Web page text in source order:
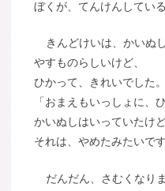
ぼくが、てんけんしてい
きんどけいは、かいぬ
やすものらしいけど、
ひかって、きれいでした。
「おまえもいっしょに、
かいぬしはいっていたけど
それは、やめたみたいです
だんだん、さむくなりま